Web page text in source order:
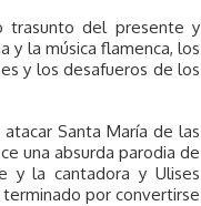
trasunto del presente y
y la música flamenca, los
y los desafueros de los
Santa María de las
una absurda parodia de
y la cantadora y Ulises
por convertirse